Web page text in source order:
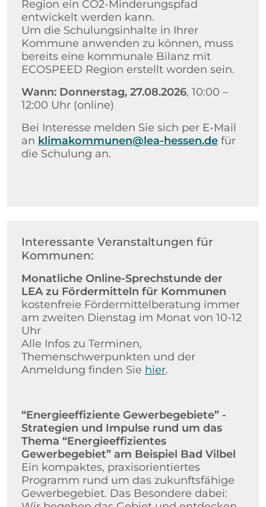
Region ein CO2-Minderungspfad
entwickelt werden kann.
Um die Schulungsinhalte in Ihrer
Kommune anwenden zu können, muss
bereits eine kommunale Bilanz mit
ECOSPEED Region erstellt worden sein.
Wann: Donnerstag, 27.08.2026, 10:00 –
12:00 Uhr (online)
Bei Interesse melden Sie sich per E-Mail
an klimakommunen@lea-hessen.de für
die Schulung an.
Interessante Veranstaltungen für
Kommunen:
Monatliche Online-Sprechstunde der
LEA zu Fördermitteln für Kommunen
kostenfreie Fördermittelberatung immer
am zweiten Dienstag im Monat von 10-12
Uhr
Alle Infos zu Terminen,
Themenschwerpunkten und der
Anmeldung finden Sie hier.
“Energieeffiziente Gewerbegebiete” -
Strategien und Impulse rund um das
Thema “Energieeffizientes
Gewerbegebiet” am Beispiel Bad Vilbel
Ein kompaktes, praxisorientiertes
Programm rund um das zukunftsfähige
Gewerbegebiet. Das Besondere dabei: